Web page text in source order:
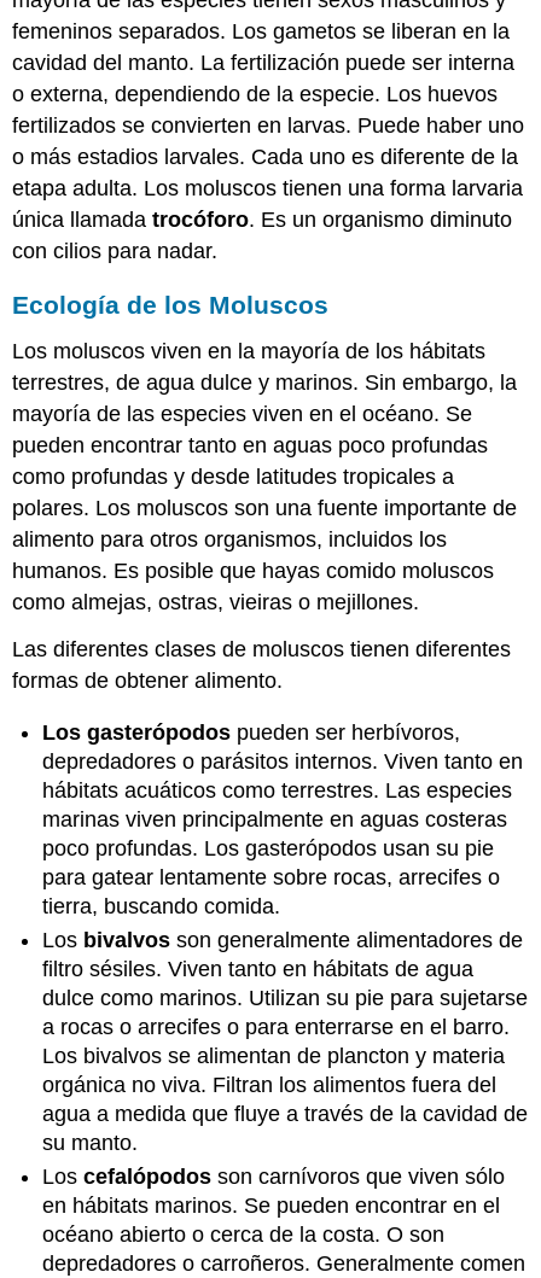
femeninos separados. Los gametos se liberan en la
cavidad del manto. La fertilización puede ser interna
o externa, dependiendo de la especie. Los huevos
fertilizados se convierten en larvas. Puede haber uno
o más estadios larvales. Cada uno es diferente de la
etapa adulta. Los moluscos tienen una forma larvaria
única llamadatrocóforo. Es un organismo diminuto
con cilios para nadar.
Ecología de los Moluscos
Los moluscos viven en la mayoría de los hábitats
terrestres, de agua dulce y marinos. Sin embargo, la
mayoría de las especies viven en el océano. Se
pueden encontrar tanto en aguas poco profundas
como profundas y desde latitudes tropicales a
polares. Los moluscos son una fuente importante de
alimento para otros organismos, incluidos los
humanos. Es posible que hayas comido moluscos
como almejas, ostras, vieiras o mejillones.
Las diferentes clases de moluscos tienen diferentes
formas de obtener alimento.
Los gasterópodos pueden ser herbívoros,
depredadores o parásitos internos. Viven tanto en
hábitats acuáticos como terrestres. Las especies
marinas viven principalmente en aguas costeras
poco profundas. Los gasterópodos usan su pie
para gatear lentamente sobre rocas, arrecifes o
tierra, buscando comida.
Los bivalvos son generalmente alimentadores de
filtro sésiles. Viven tanto en hábitats de agua
dulce como marinos. Utilizan su pie para sujetarse
a rocas o arrecifes o para enterrarse en el barro.
Los bivalvos se alimentan de plancton y materia
orgánica no viva. Filtran los alimentos fuera del
agua a medida que fluye a través de la cavidad de
su manto.
Loscefalópodos son carnívoros que viven sólo
en hábitats marinos. Se pueden encontrar en el
océano abierto o cerca de la costa. O son
depredadores o carroñeros. Generalmente comen